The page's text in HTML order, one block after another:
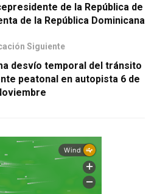
de la República de
de la República Dominicana
Siguiente
desvío temporal del tránsito
peatonal en autopista 6 de